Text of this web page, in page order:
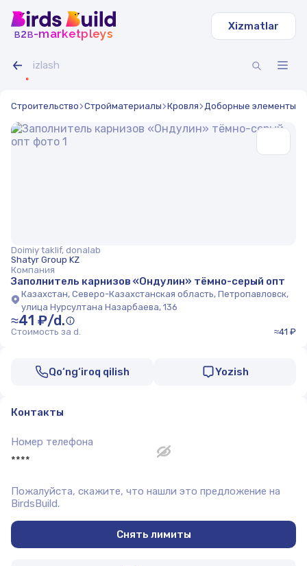
b2b-marketpleys
Xizmatlar
Строительство Стройматериалы Кровля Доборные элементы
Doimiy taklif, donalab
Shatyr Group KZ
Компания
Заполнитель карнизов «Ондулин» тёмно-серый опт
Казахстан, Северо-Казахстанская область, Петропавловск,
улица Нурсултана Назарбаева, 136
≈41 ₽/d.
Стоимость за d. ≈41 ₽
Qo‘ng‘iroq qilish Yozish
Контакты
Номер телефона
****
Пожалуйста, скажите, что нашли это предложение на
BirdsBuild.
Снять лимиты